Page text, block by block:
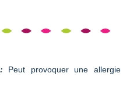
Peut provoquer une allergie